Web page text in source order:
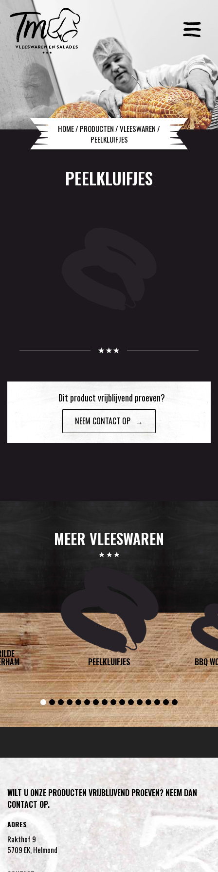
HOME/ PRODUCTEN/VLEESWAREN/
PEELKLUIFJES
PEELKLUIFJES
Dit product vrijblijvend proeven?
NEEM CONTACT OP
MEER VLEESWAREN
PEELKLUIFJES BBQ
WILT U ONZE PRODUCTEN VRIJBLIJVEND PROEVEN? NEEM DAN
CONTACT OP.
ADRES
Rakthof 9
5709 EK, Helmond